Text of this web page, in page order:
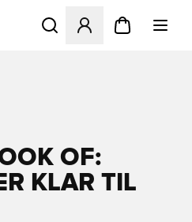
Åbner en Modal til at
OF:
KLAR TIL